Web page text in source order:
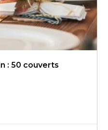
: 50 couverts